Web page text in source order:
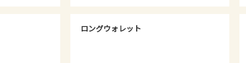
ロングウォレット